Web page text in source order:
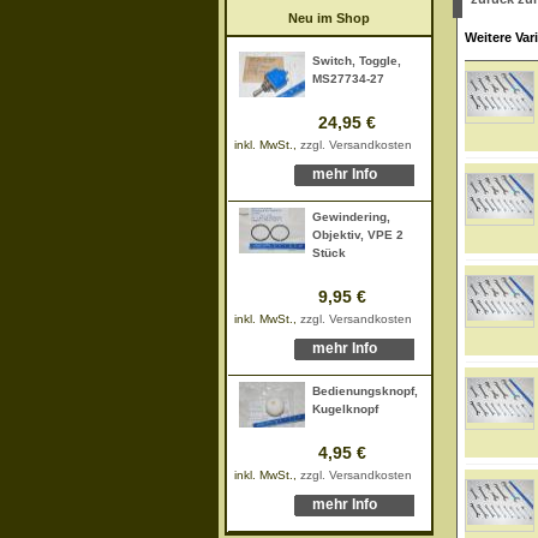
Neu im Shop
Switch, Toggle,
MS27734-27
24,95 €
inkl. MwSt., zzgl. Versandkosten
mehr Info
Gewindering,
Objektiv, VPE 2
Stück
9,95 €
inkl. MwSt., zzgl. Versandkosten
mehr Info
Bedienungsknopf,
Kugelknopf
4,95 €
inkl. MwSt., zzgl. Versandkosten
mehr Info
Weitere